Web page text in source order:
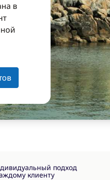
в
подход
клиенту